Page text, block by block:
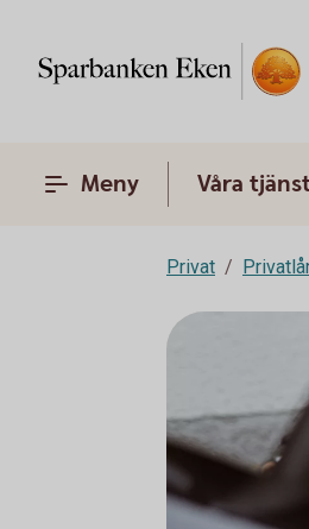
Meny Våra
Privat